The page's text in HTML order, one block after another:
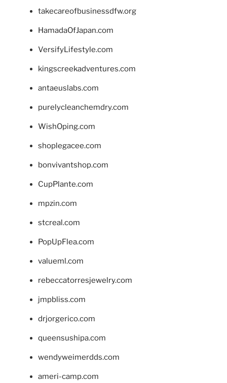
takecareofbusinessdfw.org
HamadaOfJapan.com
VersifyLifestyle.com
kingscreekadventures.com
antaeuslabs.com
purelycleanchemdry.com
WishOping.com
shoplegacee.com
bonvivantshop.com
CupPlante.com
mpzin.com
stcreal.com
PopUpFlea.com
valueml.com
rebeccatorresjewelry.com
jmpbliss.com
drjorgerico.com
queensushipa.com
wendyweimerdds.com
ameri-camp.com